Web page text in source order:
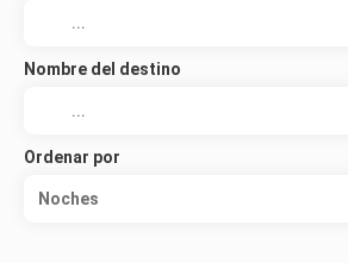
Nombre del destino
Ordenar por
Noches